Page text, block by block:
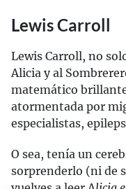
Lewis Carroll
Lewis Carroll, no
Alicia y al
matemático
atormentada por
especialistas,
O sea, tenía un
sorprenderlo (ni de